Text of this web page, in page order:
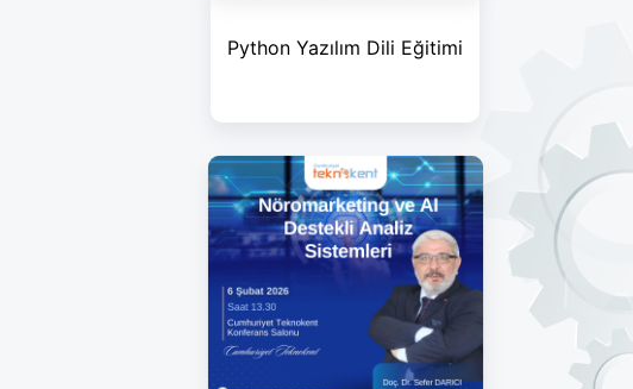
Python Yazılım Dili Eğitimi